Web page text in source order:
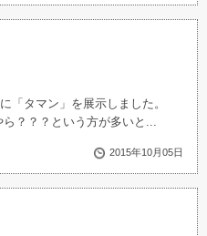
「タマン」を展示しました。
ら？？？という方が多いと...
2015年10月05日